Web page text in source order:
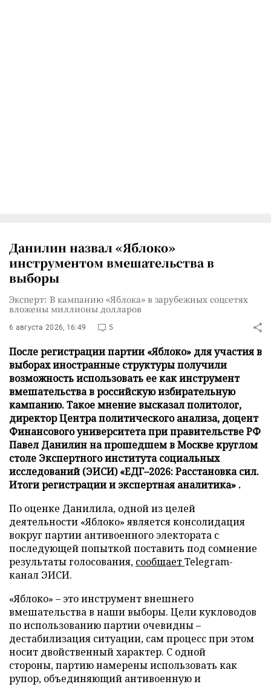
Данилин назвал «Яблоко»
инструментом вмешательства в
выборы
Эксперт: В кампанию «Яблока» в зарубежных соцсетях
вложены миллионы долларов
6 августа 2026, 16:49 5
После регистрации партии «Яблоко» для участия в
выборах иностранные структуры получили
возможность использовать ее как инструмент
вмешательства в российскую избирательную
кампанию. Такое мнение высказал политолог,
директор Центра политического анализа, доцент
Финансового университета при правительстве РФ
Павел Данилин на прошедшем в Москве круглом
столе Экспертного института социальных
исследований (ЭИСИ) «ЕДГ–2026: Расстановка сил.
Итоги регистрации и экспертная аналитика» .
По оценке Данилила, одной из целей
деятельности «Яблоко» является консолидация
вокруг партии антивоенного электората с
последующей попыткой поставить под сомнение
результаты голосования, сообщаетTelegram-
канал ЭИСИ.
«Яблоко» – это инструмент внешнего
вмешательства в наши выборы. Цели кукловодов
по использованию партии очевидны –
дестабилизация ситуации, сам процесс при этом
носит двойственный характер. С одной
стороны, партию намерены использовать как
рупор, объединяющий антивоенную и